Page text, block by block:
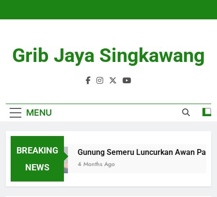
Grib Jaya Singkawang
MENU
BREAKING
NEWS
Gunung Semeru Luncurkan Awan
4 Months Ago